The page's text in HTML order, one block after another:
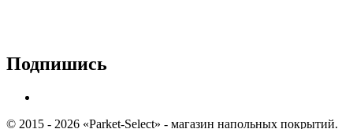
Подпишись
© 2015 - 2026 «Parket-Select» - магазин напольных покрытий.